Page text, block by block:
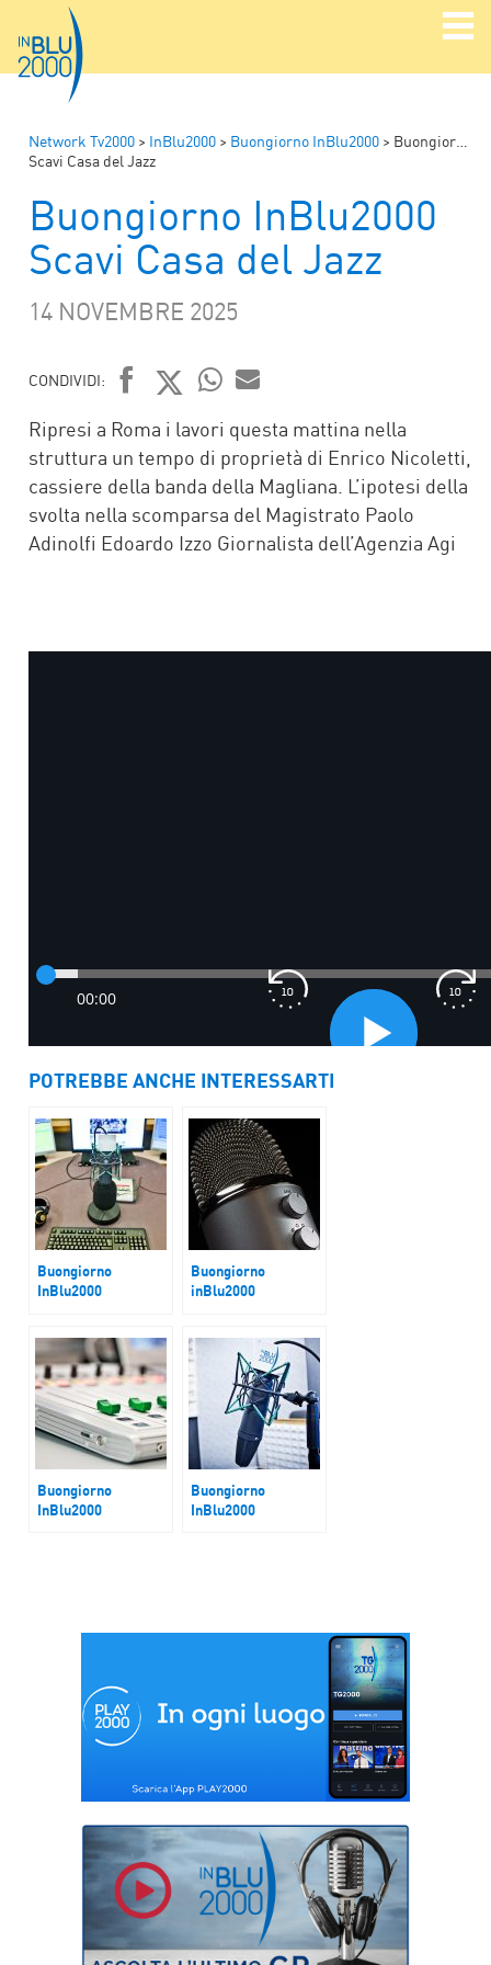
Network Tv2000 > InBlu2000 > Buongiorno InBlu2000 > Buongiorno InBlu2000
Scavi Casa del Jazz
Buongiorno InBlu2000
Scavi Casa del Jazz
14 NOVEMBRE 2025
CONDIVIDI:
FACEBOOK
TWITTER
WHATSAPP
MAIL
Ripresi a Roma i lavori questa mattina nella
struttura un tempo di proprietà di Enrico Nicoletti,
cassiere della banda della Magliana. L’ipotesi della
svolta nella scomparsa del Magistrato Paolo
Adinolfi Edoardo Izzo Giornalista dell’Agenzia Agi
POTREBBE ANCHE INTERESSARTI
Buongiorno
InBlu2000
Buongiorno
inBlu2000
Buongiorno
InBlu2000
Buongiorno
InBlu2000